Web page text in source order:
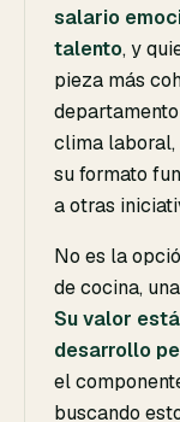
salario
talento, y
pieza más
clima laboral,
su formato
a otras
No es la
de cocina,
Su valor
desarrollo
el
buscando